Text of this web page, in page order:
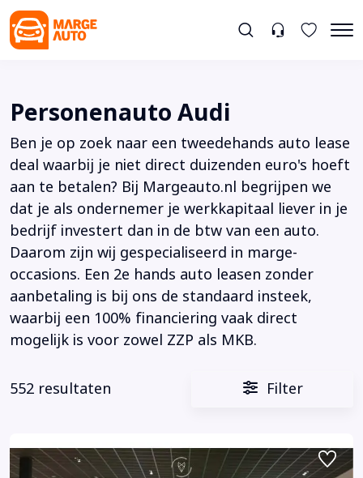
Personenauto Audi
Ben je op zoek naar een tweedehands auto lease
deal waarbij je niet direct duizenden euro's hoeft
aan te betalen? Bij Margeauto.nl begrijpen we
dat je als ondernemer je werkkapitaal liever in je
bedrijf investert dan in de btw van een auto.
Daarom zijn wij gespecialiseerd in marge-
occasions. Een 2e hands auto leasen zonder
aanbetaling is bij ons de standaard insteek,
waarbij een 100% financiering vaak direct
mogelijk is voor zowel ZZP als MKB.
552 resultaten Filter